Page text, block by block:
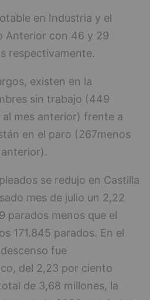
en Industria y el
Anterior con 46 y 29
respectivamente.
existen en la
sin trabajo (449
mes anterior) frente a
en el paro (267menos
se redujo en Castilla
mes de julio un 2,22
parados menos que el
171.845 parados. En el
fue
del 2,23 por ciento
de 3,68 millones, la